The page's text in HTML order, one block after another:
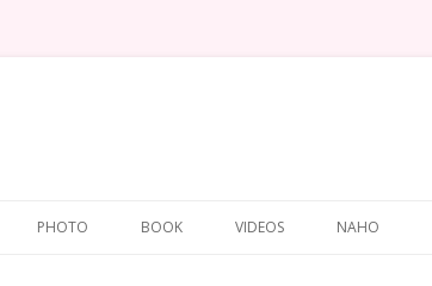
PHOTO BOOK VIDEOS NAHO